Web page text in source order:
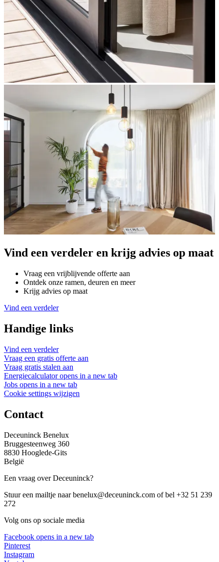
Vind een verdeler en krijg advies op maat
Vraag een vrijblijvende offerte aan
Ontdek onze ramen, deuren en meer
Krijg advies op maat
Vind een verdeler
Handige links
Vind een verdeler
Vraag een gratis offerte aan
Vraag gratis stalen aan
Energiecalculator opens in a new tab
Jobs opens in a new tab
Cookie settings wijzigen
Contact
Deceuninck Benelux
Bruggesteenweg 360
8830 Hooglede-Gits
België
Een vraag over Deceuninck?
Stuur een mailtje naar benelux@deceuninck.com of bel +32 51 239
272
Volg ons op sociale media
Facebook opens in a new tab
Pinterest
Instagram